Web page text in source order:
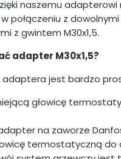
naszemu adapterowi
połączeniu z
z gwintem M30x1,5.
adapter M30x1,5?
adaptera jest bardzo
głowicę
na zaworze
termostatyczną